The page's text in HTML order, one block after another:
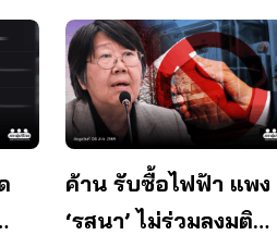
ค้าน รับซื้อไฟฟ้า แพง
‘รสนา’ ไม่ร่วมลงมติ